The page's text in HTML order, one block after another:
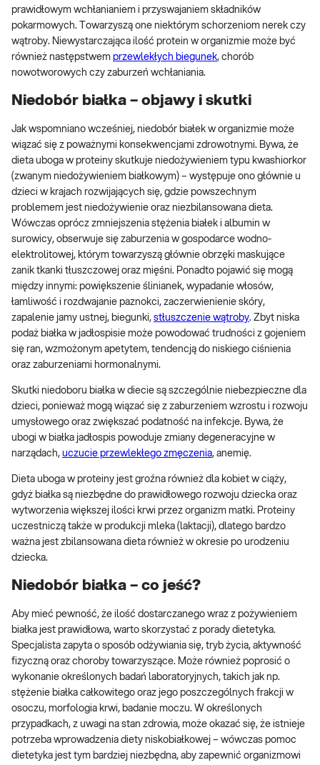
prawidłowym wchłanianiem i przyswajaniem składników
pokarmowych. Towarzyszą one niektórym schorzeniom nerek czy
wątroby. Niewystarczająca ilość protein w organizmie może być
również następstwem przewlekłych biegunek, chorób
nowotworowych czy zaburzeń wchłaniania.
Niedobór białka – objawy i skutki
Jak wspomniano wcześniej, niedobór białek w organizmie może
wiązać się z poważnymi konsekwencjami zdrowotnymi. Bywa, że
dieta uboga w proteiny skutkuje niedożywieniem typu kwashiorkor
(zwanym niedożywieniem białkowym) – występuje ono głównie u
dzieci w krajach rozwijających się, gdzie powszechnym
problemem jest niedożywienie oraz niezbilansowana dieta.
Wówczas oprócz zmniejszenia stężenia białek i albumin w
surowicy, obserwuje się zaburzenia w gospodarce wodno-
elektrolitowej, którym towarzyszą głównie obrzęki maskujące
zanik tkanki tłuszczowej oraz mięśni. Ponadto pojawić się mogą
między innymi: powiększenie ślinianek, wypadanie włosów,
łamliwość i rozdwajanie paznokci, zaczerwienienie skóry,
zapalenie jamy ustnej, biegunki, stłuszczenie wątroby. Zbyt niska
podaż białka w jadłospisie może powodować trudności z gojeniem
się ran, wzmożonym apetytem, tendencją do niskiego ciśnienia
oraz zaburzeniami hormonalnymi.
Skutki niedoboru białka w diecie są szczególnie niebezpieczne dla
dzieci, ponieważ mogą wiązać się z zaburzeniem wzrostu i rozwoju
umysłowego oraz zwiększać podatność na infekcje. Bywa, że
ubogi w białka jadłospis powoduje zmiany degeneracyjne w
narządach, uczucie przewlekłego zmęczenia, anemię.
Dieta uboga w proteiny jest groźna również dla kobiet w ciąży,
gdyż białka są niezbędne do prawidłowego rozwoju dziecka oraz
wytworzenia większej ilości krwi przez organizm matki. Proteiny
uczestniczą także w produkcji mleka (laktacji), dlatego bardzo
ważna jest zbilansowana dieta również w okresie po urodzeniu
dziecka.
Niedobór białka – co jeść?
Aby mieć pewność, że ilość dostarczanego wraz z pożywieniem
białka jest prawidłowa, warto skorzystać z porady dietetyka.
Specjalista zapyta o sposób odżywiania się, tryb życia, aktywność
fizyczną oraz choroby towarzyszące. Może również poprosić o
wykonanie określonych badań laboratoryjnych, takich jak np.
stężenie białka całkowitego oraz jego poszczególnych frakcji w
osoczu, morfologia krwi, badanie moczu. W określonych
przypadkach, z uwagi na stan zdrowia, może okazać się, że istnieje
potrzeba wprowadzenia diety niskobiałkowej – wówczas pomoc
dietetyka jest tym bardziej niezbędna, aby zapewnić organizmowi